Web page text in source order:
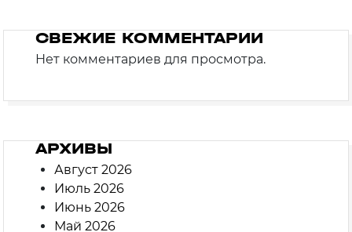
СВЕЖИЕ КОММЕНТАРИИ
Нет комментариев для просмотра.
АРХИВЫ
Август 2026
Июль 2026
Июнь 2026
Май 2026